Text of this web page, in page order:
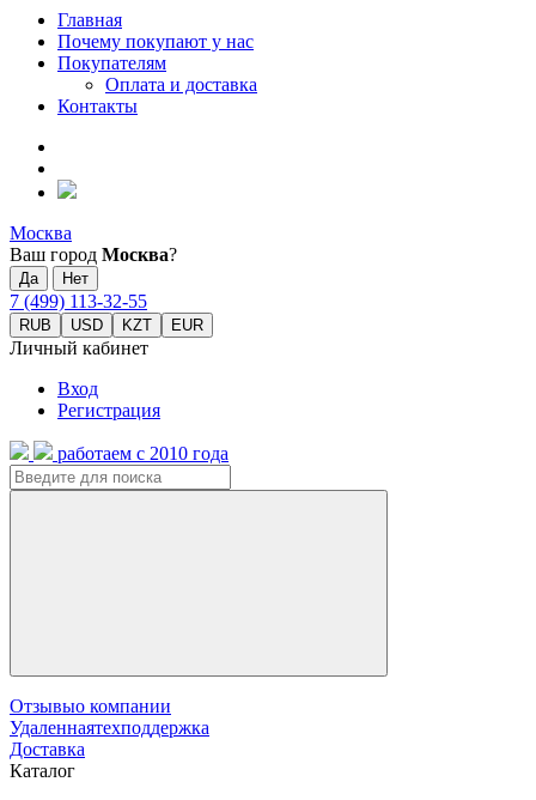
Главная
Почему покупают у нас
Покупателям
Оплата и доставка
Контакты
Москва
Ваш город Москва?
7 (499) 113-32-55
RUB USD KZT EUR
Личный кабинет
Вход
Регистрация
работаем с 2010 года
Отзывыо компании
Удаленнаятехподдержка
Доставка
Каталог